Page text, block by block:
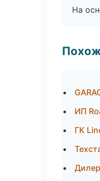
На
ИП
ГК